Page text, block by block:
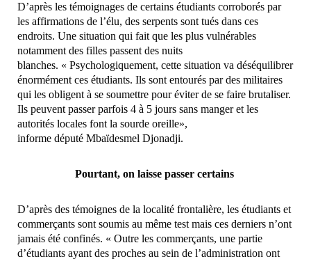
D’après les témoignages de certains étudiants corroborés par
les affirmations de l’élu, des serpents sont tués dans ces
endroits. Une situation qui fait que les plus vulnérables
notamment des filles passent des nuits
blanches. « Psychologiquement, cette situation va déséquilibrer
énormément ces étudiants. Ils sont entourés par des militaires
qui les obligent à se soumettre pour éviter de se faire brutaliser.
Ils peuvent passer parfois 4 à 5 jours sans manger et les
autorités locales font la sourde oreille»,
informe député Mbaïdesmel Djonadji.
Pourtant, on laisse passer certains
D’après des témoignes de la localité frontalière, les étudiants et
commerçants sont soumis au même test mais ces derniers n’ont
jamais été confinés. « Outre les commerçants, une partie
d’étudiants ayant des proches au sein de l’administration ont